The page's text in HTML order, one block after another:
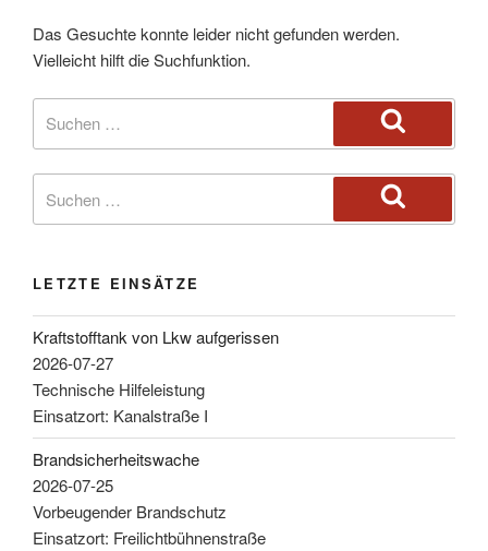
Das Gesuchte konnte leider nicht gefunden werden.
Vielleicht hilft die Suchfunktion.
LETZTE EINSÄTZE
Kraftstofftank von Lkw aufgerissen
2026-07-27
Technische Hilfeleistung
Einsatzort: Kanalstraße I
Brandsicherheitswache
2026-07-25
Vorbeugender Brandschutz
Einsatzort: Freilichtbühnenstraße